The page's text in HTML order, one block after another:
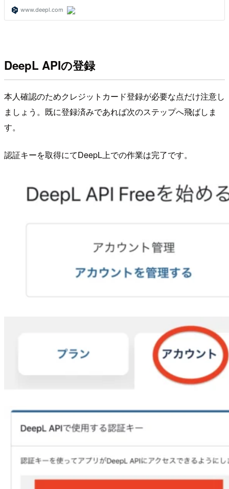
DeepL APIの登録
本人確認のためクレジットカード登録が必要な点だけ注意し
ましょう。既に登録済みであれば次のステップへ飛ばしま
す。
認証キーを取得にてDeepL上での作業は完了です。